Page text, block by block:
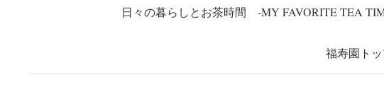
日々の暮らしとお茶時間 -MY FAVORITE TEA
福寿園ト